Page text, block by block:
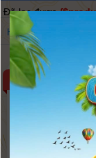
Đã lọc được
Hãng
-2%